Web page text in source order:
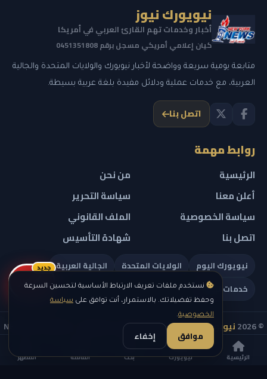
الرئيسية نيويورك بحث القائمة المظهر
نستخدم ملفات تعريف الارتباط الأساسية لتحسين السرعة
وحفظ تفضيلاتك. بالاستمرار، أنت توافق على سياسة
الخصوصية.
موافق إخفاء
نيويورك نيوز
أخبار وخدمات تهم القارئ العربي في أمريكا
كيان إعلامي أمريكي مسجل برقم 0451351808
متابعة يومية سريعة وواضحة لأخبار نيويورك والولايات المتحدة والجالية
العربية، مع خدمات عملية ودلائل مفيدة بلغة عربية بسيطة.
اتصل بنا
روابط مهمة
الرئيسية
من نحن
أعلن معنا
سياسة التحرير
سياسة الخصوصية
الملف القانوني
اتصل بنا
شهادة التأسيس
نيويورك اليوم الولايات المتحدة
الجالية العربية
خدمات تهمك
© 2026 نيويورك نيوز
— جميع الحقوق محفوظة — NEW YORK NEWS
IN ARABIC LLC — رقم التسجيل 0451351808
ريلز
جديد